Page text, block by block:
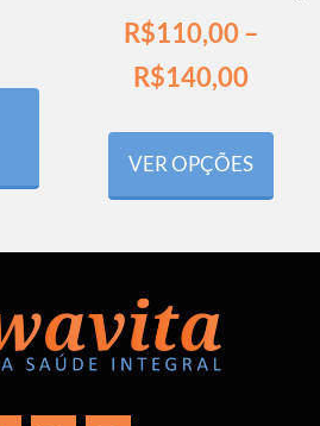
R$110,00–
R$140,00
VER OPÇÕES